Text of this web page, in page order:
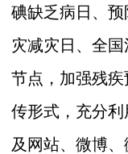
碘缺乏病日、
灾减灾日、全
节点，加强残
传形式，充分
及网站、微博